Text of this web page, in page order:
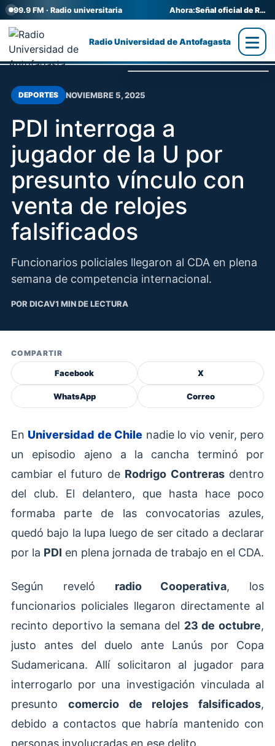
99.9 FM · Radio universitaria Ahora: Señal oficial de Radio UA
Radio Universidad de Antofagasta
DEPORTES NOVIEMBRE 5, 2025
PDI interroga a
jugador de la U por
presunto vínculo con
venta de relojes
falsificados
Funcionarios policiales llegaron al CDA en plena
semana de competencia internacional.
POR DICAV1 MIN DE LECTURA
COMPARTIR
Facebook X
WhatsApp Correo
En Universidad de Chile nadie lo vio venir, pero
un episodio ajeno a la cancha terminó por
cambiar el futuro de Rodrigo Contrerasdentro
del club. El delantero, que hasta hace poco
formaba parte de las convocatorias azules,
quedó bajo la lupa luego de ser citado a declarar
por la PDI en plena jornada de trabajo en el CDA.
Según reveló radio Cooperativa, los
funcionarios policiales llegaron directamente al
recinto deportivo la semana del 23 de octubre,
justo antes del duelo ante Lanús por Copa
Sudamericana. Allí solicitaron al jugador para
interrogarlo por una investigación vinculada al
presunto comercio de relojes falsificados,
debido a contactos que habría mantenido con
personas involucradas en ese delito.